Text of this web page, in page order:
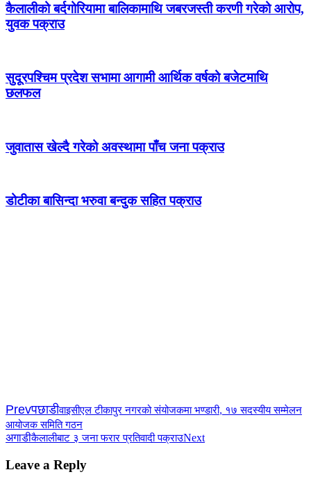
कैलालीको बर्दगोरियामा बालिकामाथि जबरजस्ती करणी गरेको आरोप,
युवक पक्राउ
सुदूरपश्चिम प्रदेश सभामा आगामी आर्थिक वर्षको बजेटमाथि
छलफल
जुवातास खेल्दै गरेको अवस्थामा पाँच जना पक्राउ
डोटीका बासिन्दा भरुवा बन्दुक सहित पक्राउ
Prevपछाडीवाइसीएल टीकापुर नगरको संयोजकमा भण्डारी, १७ सदस्यीय सम्मेलन
आयोजक समिति गठन
अगाडीकैलालीबाट ३ जना फरार प्रतिवादी पक्राउNext
Leave a Reply